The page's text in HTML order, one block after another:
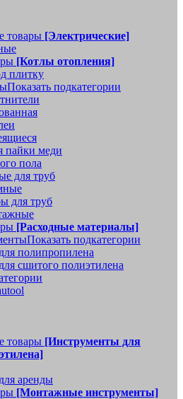
товары [Электрические]
[Котлы отопления]
плитку
Показать подкатегории
пайки меди
пола
для труб
для труб
[Расходные материалы]
Показать подкатегории
полипропилена
сшитого полиэтилена
товары [Инструменты для
аренды
[Монтажные инструменты]